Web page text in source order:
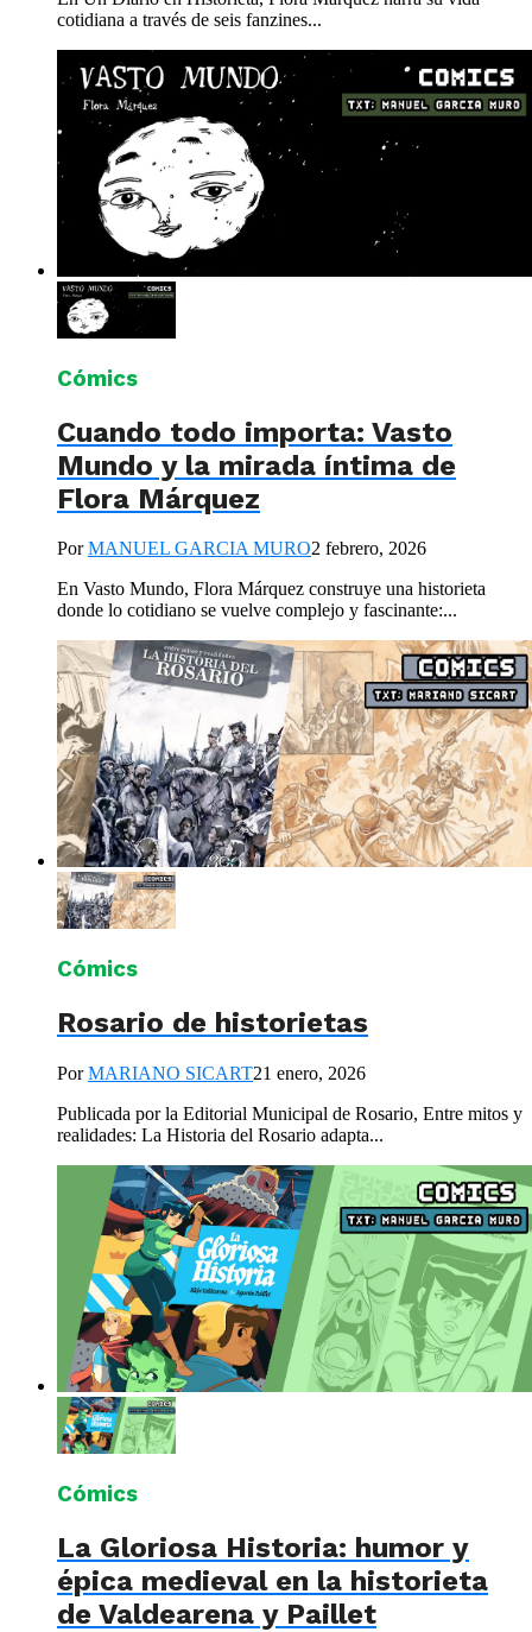
cotidiana a través de seis fanzines...
Cómics
Cuando todo importa: Vasto
Mundo y la mirada íntima de
Flora Márquez
PorMANUEL GARCIA MURO2 febrero, 2026
En Vasto Mundo, Flora Márquez construye una historieta
donde lo cotidiano se vuelve complejo y fascinante:...
Cómics
Rosario de historietas
PorMARIANO SICART21 enero, 2026
Publicada por la Editorial Municipal de Rosario, Entre mitos y
realidades: La Historia del Rosario adapta...
Cómics
La Gloriosa Historia: humor y
épica medieval en la historieta
de Valdearena y Paillet